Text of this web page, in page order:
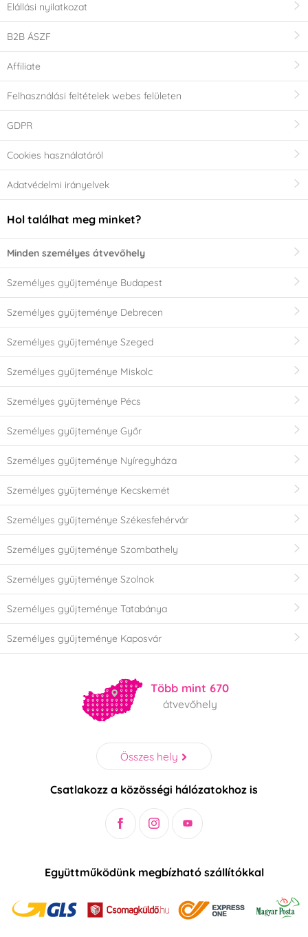
Elállási nyilatkozat
B2B ÁSZF
Affiliate
Felhasználási feltételek webes felületen
GDPR
Cookies használatáról
Adatvédelmi irányelvek
Hol találhat meg minket?
Minden személyes átvevőhely
Személyes gyűjteménye Budapest
Személyes gyűjteménye Debrecen
Személyes gyűjteménye Szeged
Személyes gyűjteménye Miskolc
Személyes gyűjteménye Pécs
Személyes gyűjteménye Győr
Személyes gyűjteménye Nyíregyháza
Személyes gyűjteménye Kecskemét
Személyes gyűjteménye Székesfehérvár
Személyes gyűjteménye Szombathely
Személyes gyűjteménye Szolnok
Személyes gyűjteménye Tatabánya
Személyes gyűjteménye Kaposvár
Több mint 670
átvevőhely
Összes hely
Csatlakozz a közösségi hálózatokhoz is
Együttműködünk megbízható szállítókkal